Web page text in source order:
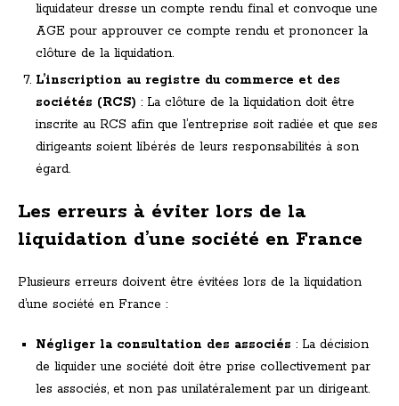
liquidateur dresse un compte rendu final et convoque une
AGE pour approuver ce compte rendu et prononcer la
clôture de la liquidation.
L’inscription au registre du commerce et des
sociétés (RCS) : La clôture de la liquidation doit être
inscrite au RCS afin que l’entreprise soit radiée et que ses
dirigeants soient libérés de leurs responsabilités à son
égard.
Les erreurs à éviter lors de la
liquidation d’une société en France
Plusieurs erreurs doivent être évitées lors de la liquidation
d’une société en France :
Négliger la consultation des associés : La décision
de liquider une société doit être prise collectivement par
les associés, et non pas unilatéralement par un dirigeant.